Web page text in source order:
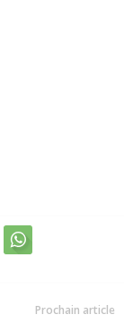
Prochain article